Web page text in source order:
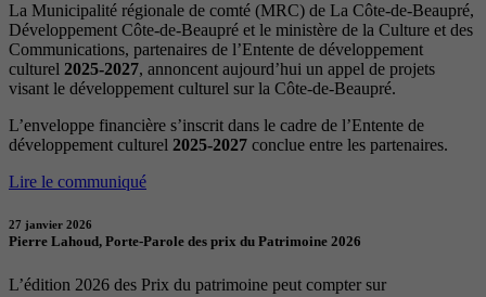
La Municipalité régionale de comté (MRC) de La Côte-de-Beaupré,
Développement Côte-de-Beaupré et le ministère de la Culture et des
Communications, partenaires de l’Entente de développement
culturel 2025-2027, annoncent aujourd’hui un appel de projets
visant le développement culturel sur la Côte-de-Beaupré.
L’enveloppe financière s’inscrit dans le cadre de l’Entente de
développement culturel 2025-2027 conclue entre les partenaires.
Lire le communiqué
27 janvier 2026
Pierre Lahoud, Porte-Parole des prix du Patrimoine 2026
L’édition 2026 des Prix du patrimoine peut compter sur